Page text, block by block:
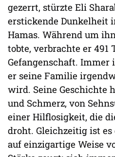
gezerrt, stürzte Eli
erstickende Dunkelheit
Hamas. Während um
tobte, verbrachte er 491
Gefangenschaft. Immer
er seine Familie
wird. Seine Geschichte
und Schmerz, von
einer Hilflosigkeit, die
droht. Gleichzeitig ist es
auf einzigartige Weise